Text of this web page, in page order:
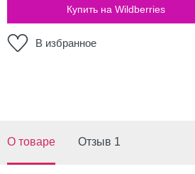
Купить на Wildberries
В избранное
О товаре Отзыв 1